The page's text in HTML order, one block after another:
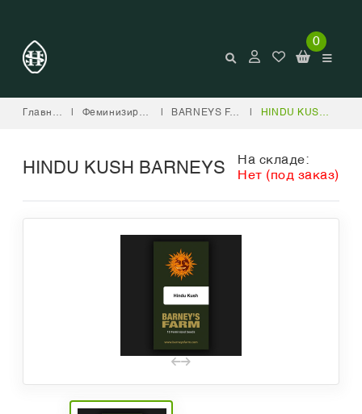
0
Главная | Феминизированные | BARNEYS FARM | HINDU KUSH BARNEYS
HINDU KUSH BARNEYS
На складе:
Нет (под заказ)